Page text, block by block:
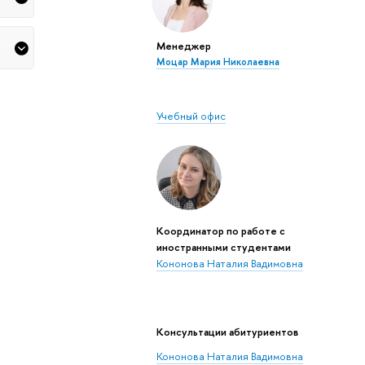
Менеджер
Моцар Мария Николаевна
Учебный офис
Координатор по работе с
иностранными студентами
Кононова Наталия Вадимовна
Консультации абитуриентов
Кононова Наталия Вадимовна